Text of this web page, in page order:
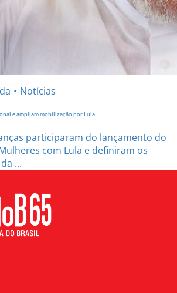
Notícias
e ampliam mobilização por Lula
participaram do lançamento do
com Lula e definiram os
...